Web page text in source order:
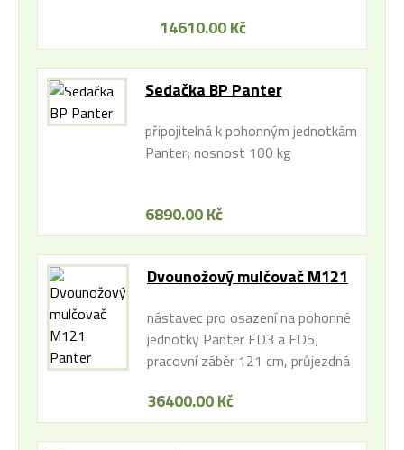
14610.00 Kč
Sedačka BP Panter
připojitelná k pohonným jednotkám
Panter; nosnost 100 kg
6890.00 Kč
Dvounožový mulčovač M121
nástavec pro osazení na pohonné
jednotky Panter FD3 a FD5;
pracovní záběr 121 cm, průjezdná
36400.00 Kč